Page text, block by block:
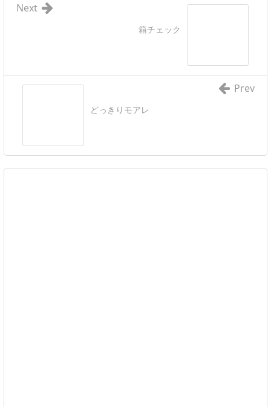
箱チェック
Next
どっきりモアレ
Prev